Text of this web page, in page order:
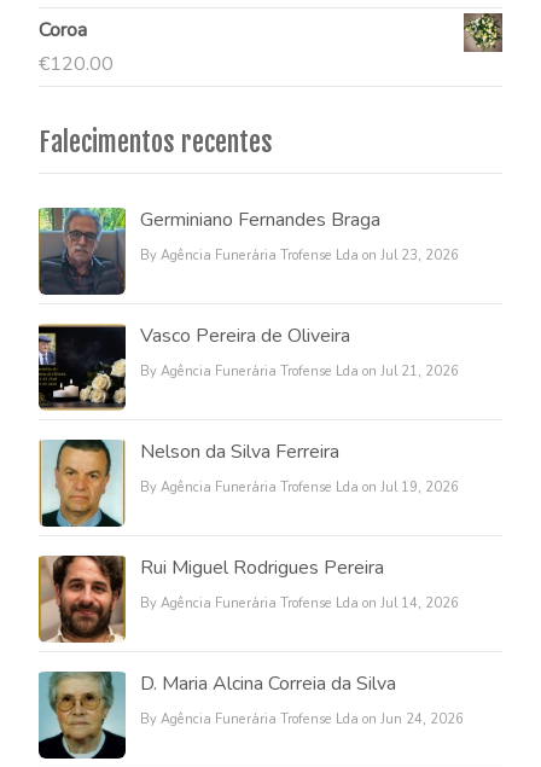
Coroa
€120.00
Falecimentos recentes
Germiniano Fernandes Braga
By Agência Funerária Trofense Lda on Jul 23, 2026
Vasco Pereira de Oliveira
By Agência Funerária Trofense Lda on Jul 21, 2026
Nelson da Silva Ferreira
By Agência Funerária Trofense Lda on Jul 19, 2026
Rui Miguel Rodrigues Pereira
By Agência Funerária Trofense Lda on Jul 14, 2026
D. Maria Alcina Correia da Silva
By Agência Funerária Trofense Lda on Jun 24, 2026